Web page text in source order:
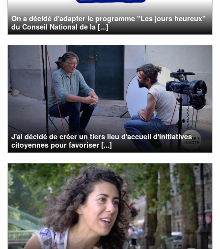
On a décidé d'adapter le programme "Les jours heureux"
du Conseil National de la [...]
J'ai décidé de créer un tiers lieu d'accueil d'initiatives
citoyennes pour favoriser [...]